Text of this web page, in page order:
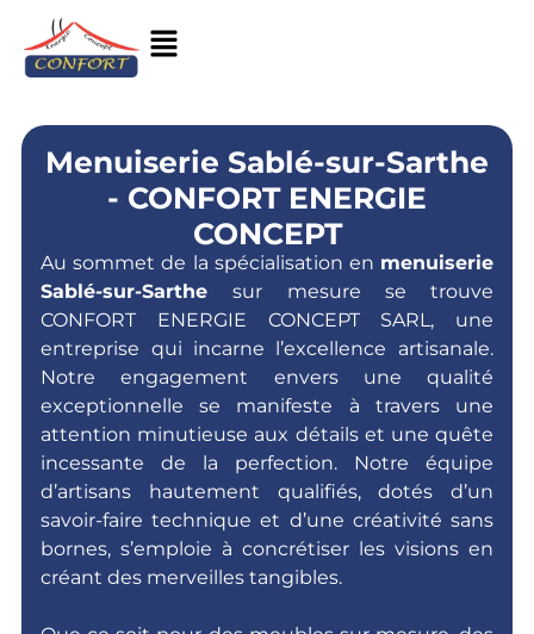
Menuiserie Sablé-sur-Sarthe
- CONFORT ENERGIE
CONCEPT
Au sommet de la spécialisation en menuiserie
Sablé-sur-Sarthesur mesure se trouve
CONFORT ENERGIE CONCEPT SARL, une
entreprise qui incarne l’excellence artisanale.
Notre engagement envers une qualité
exceptionnelle se manifeste à travers une
attention minutieuse aux détails et une quête
incessante de la perfection. Notre équipe
d’artisans hautement qualifiés, dotés d’un
savoir-faire technique et d’une créativité sans
bornes, s’emploie à concrétiser les visions en
créant des merveilles tangibles.